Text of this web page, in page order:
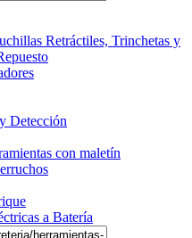
Retráctiles, Trinchetas y
Detección
con maletín
a Batería